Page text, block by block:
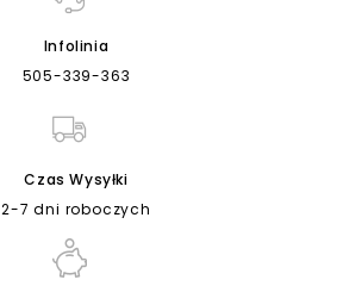
Infolinia
505-339-363
Czas Wysyłki
2-7 dni roboczych